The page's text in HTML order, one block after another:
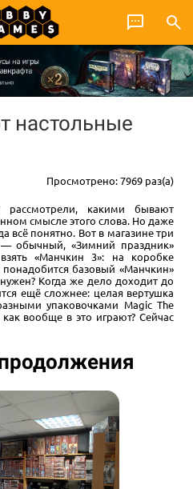
настольные
Просмотрено: 7969 раз(а)
какими бывают
смысле этого слова. Но даже
всё понятно. Вот в магазине три
— обычный, «Зимний праздник»
«Манчкин 3»: на коробке
базовый «Манчкин»
Когда же дело доходит до
ещё сложнее: целая вертушка
упаковочками Magic The
вообще в это играют? Сейчас